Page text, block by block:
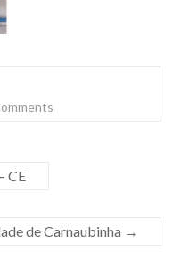
CE
de Carnaubinha →